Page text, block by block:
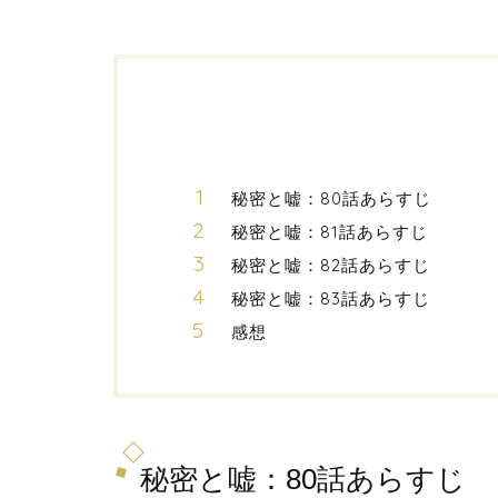
秘密と嘘：80話あらすじ
秘密と嘘：81話あらすじ
秘密と嘘：82話あらすじ
秘密と嘘：83話あらすじ
感想
秘密と嘘：80話あらすじ